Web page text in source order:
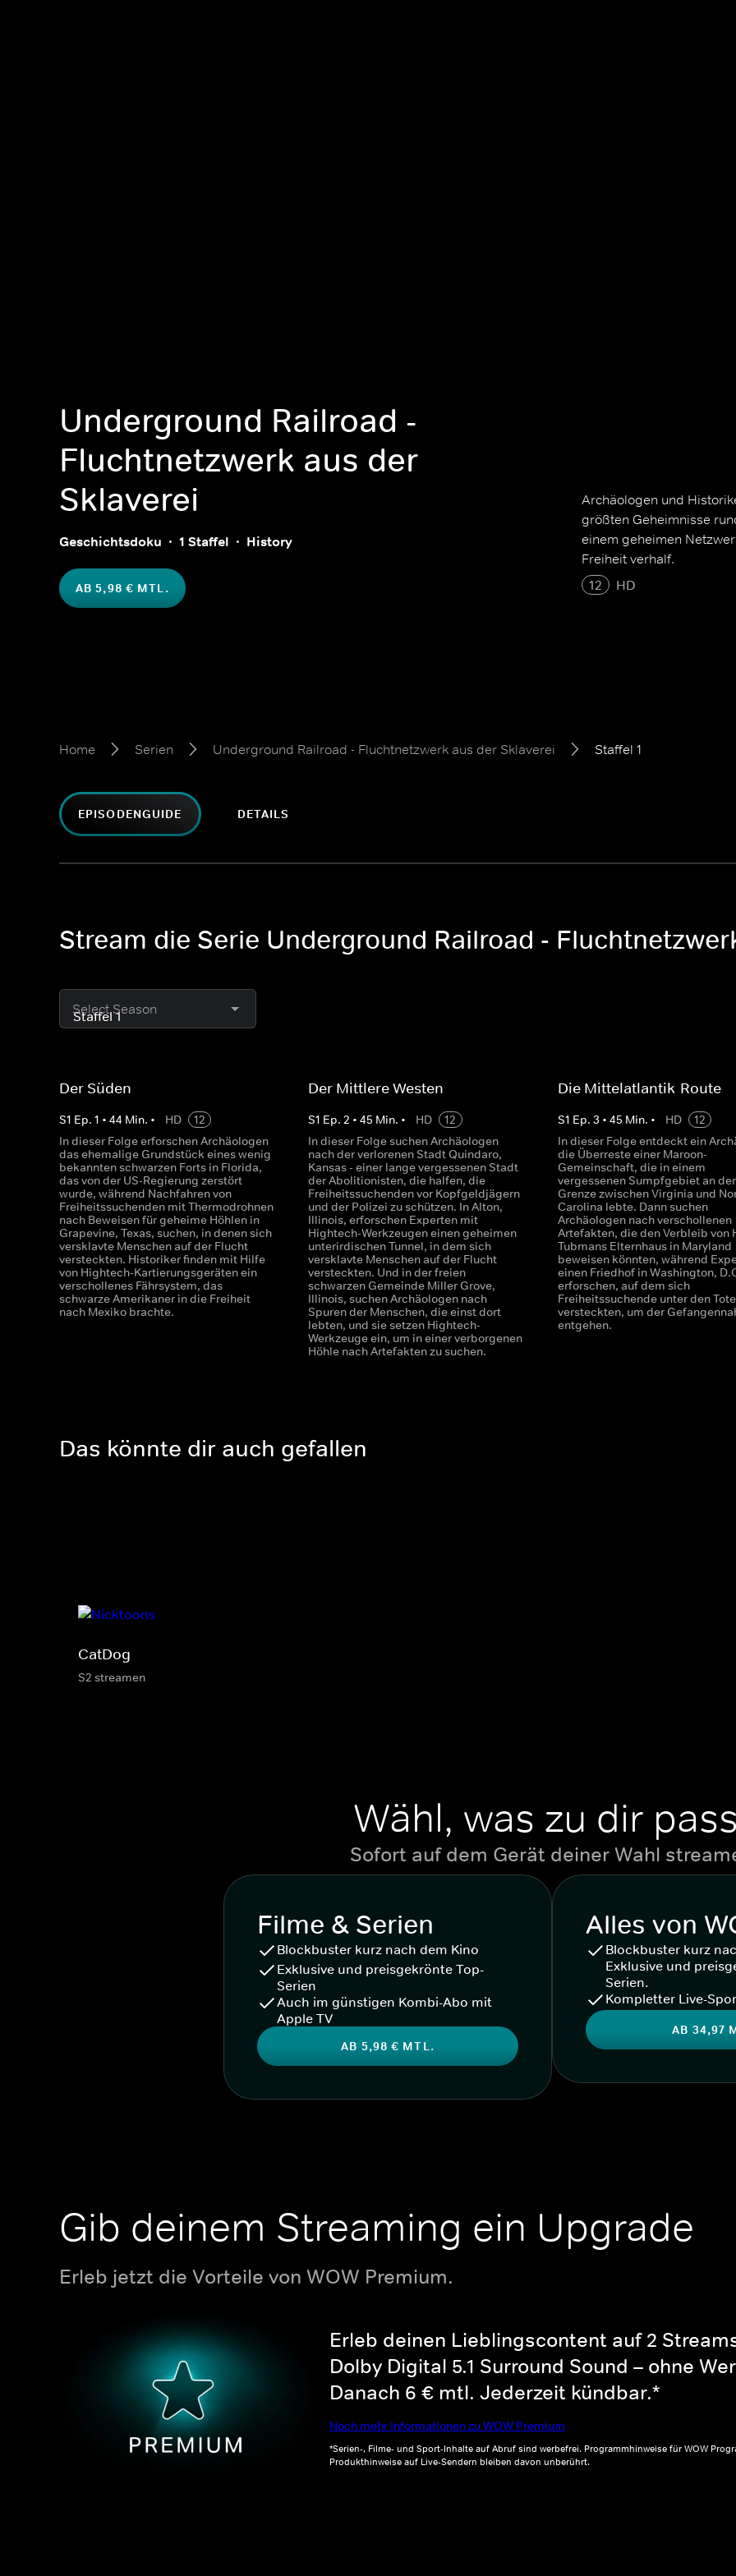
Underground Railroad -
Fluchtnetzwerk aus der
Sklaverei
Geschichtsdoku 1 Staffel History
AB 5,98 € MTL.
Archäologen und
größten Geheimnisse
einem geheimen
Freiheit verhalf.
12
HD
Home Serien Underground Railroad - Fluchtnetzwerk aus der Sklaverei Staffel 1
EPISODENGUIDE DETAILS
Stream die Serie Underground Railroad -
Select Season
Der Süden
S1 Ep. 1 • 44 Min. • HD
12
In dieser Folge erforschen Archäologen
das ehemalige Grundstück eines wenig
bekannten schwarzen Forts in Florida,
das von der US-Regierung zerstört
wurde, während Nachfahren von
Freiheitssuchenden mit Thermodrohnen
nach Beweisen für geheime Höhlen in
Grapevine, Texas, suchen, in denen sich
versklavte Menschen auf der Flucht
versteckten. Historiker finden mit Hilfe
von Hightech-Kartierungsgeräten ein
verschollenes Fährsystem, das
schwarze Amerikaner in die Freiheit
nach Mexiko brachte.
Der Mittlere Westen
S1 Ep.2 •45 Min. • HD
12
In dieser Folge suchen Archäologen
nach der verlorenen Stadt Quindaro,
Kansas - einer lange vergessenen Stadt
der Abolitionisten, die halfen, die
Freiheitssuchenden vor Kopfgeldjägern
und der Polizei zu schützen. In Alton,
Illinois, erforschen Experten mit
Hightech-Werkzeugen einen geheimen
unterirdischen Tunnel, in dem sich
versklavte Menschen auf der Flucht
versteckten. Und in der freien
schwarzen Gemeinde Miller Grove,
Illinois, suchen Archäologen nach
Spuren der Menschen, die einst dort
lebten, und sie setzen Hightech-
Werkzeuge ein, um in einer verborgenen
Höhle nach Artefakten zu suchen.
Die Mittelatlantik-Route
S1 Ep. 3 • 45 Min. • HD
12
In dieser Folge entdeckt ein
die Überreste einer Maroon-
Gemeinschaft, die in einem
vergessenen Sumpfgebiet an der
Grenze zwischen Virginia und
Carolina lebte. Dann suchen
Archäologen nach verschollenen
Artefakten, die den Verbleib von
Tubmans Elternhaus in Maryland
beweisen könnten, während
einen Friedhof in Washington,
erforschen, auf dem sich
Freiheitssuchende unter den
versteckten, um der
entgehen.
Das könnte dir auch gefallen
CatDog
S2 streamen
Wähl, was zu dir
Sofort auf dem Gerät deiner Wahl
Filme & Serien
Blockbuster kurz nach dem Kino
Exklusive und preisgekrönte Top-
Serien
Auch im günstigen Kombi-Abo mit
Apple TV
AB 5,98 € MTL.
Alles von
Blockbuster kurz
Exklusive und
Serien.
Kompletter Live-
AB 34,97
Gib deinem Streaming ein Upgrade
Erleb jetzt die Vorteile von WOW Premium.
Erleb deinen Lieblingscontent auf 2
Dolby Digital 5.1 Surround Sound – ohne
Danach 6 € mtl. Jederzeit kündbar.*
Noch mehr Informationen zu WOW Premium
*Serien-, Filme- und Sport-Inhalte auf Abruf sind werbefrei. Programmhinweise für WOW
Produkthinweise auf Live-Sendern bleiben davon unberührt.